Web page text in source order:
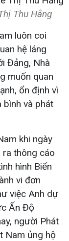
Thu Hằng
luôn coi
hệ láng
Đảng, Nhà
muốn quan
ổn định vì
bình và phát
khi ngày
thông cáo
hình Biển
vi đơn
việc Anh dự
Ấn Độ
người Phát
Nam ủng hộ